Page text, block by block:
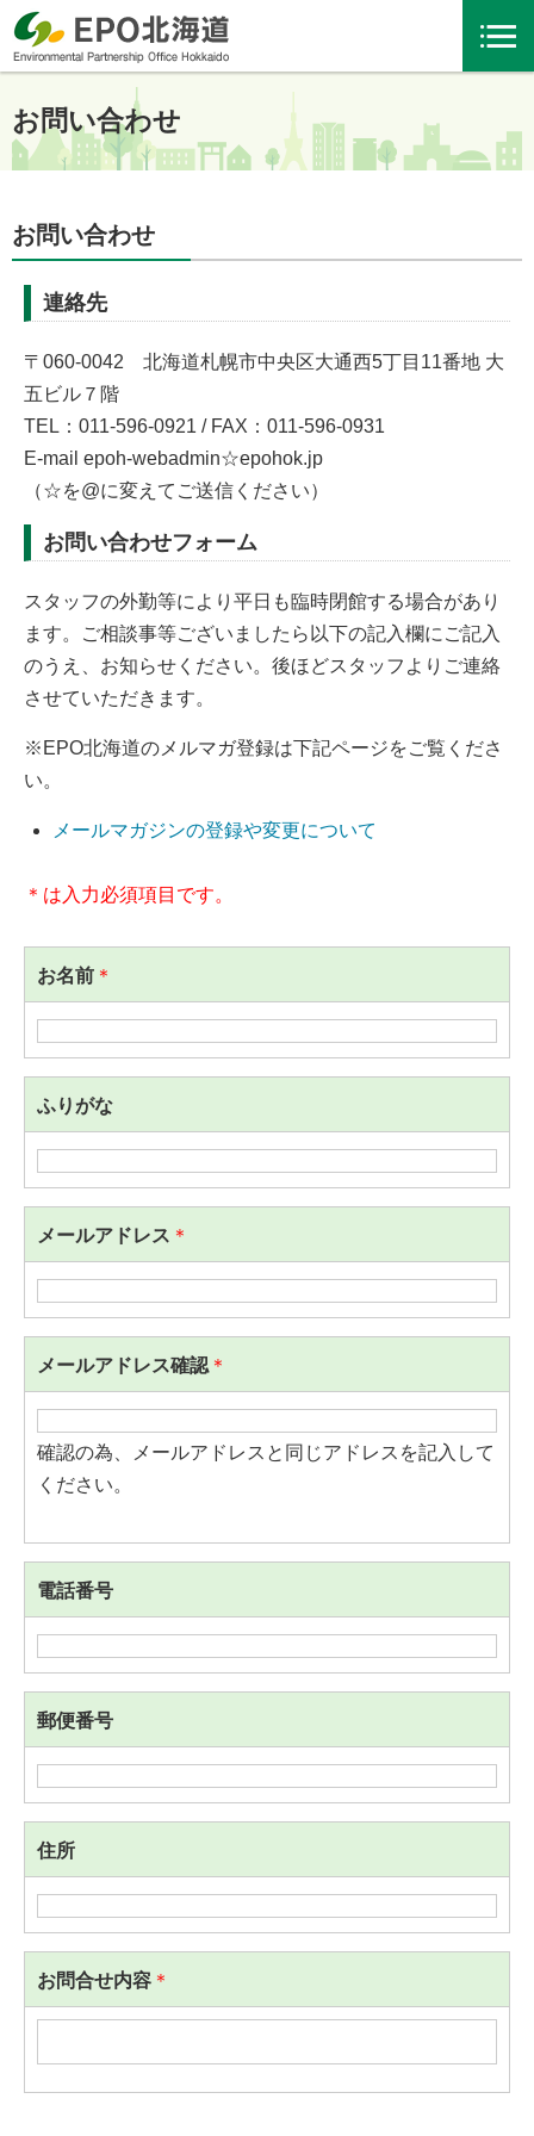
お問い合わせ
お問い合わせ
連絡先
〒060-0042 北海道札幌市中央区大通西5丁目11番地 大
五ビル７階
TEL：011-596-0921 / FAX：011-596-0931
E-mail epoh-webadmin☆epohok.jp
（☆を@に変えてご送信ください）
お問い合わせフォーム
スタッフの外勤等により平日も臨時閉館する場合があり
ます。ご相談事等ございましたら以下の記入欄にご記入
のうえ、お知らせください。後ほどスタッフよりご連絡
させていただきます。
※EPO北海道のメルマガ登録は下記ページをご覧くださ
い。
メールマガジンの登録や変更について
＊は入力必須項目です。
お名前 ＊
ふりがな
メールアドレス ＊
メールアドレス確認 ＊
確認の為、メールアドレスと同じアドレスを記入して
ください。
電話番号
郵便番号
住所
お問合せ内容 ＊